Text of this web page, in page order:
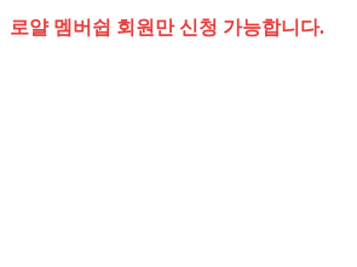
로얄 멤버쉽 회원만 신청 가능합니다.